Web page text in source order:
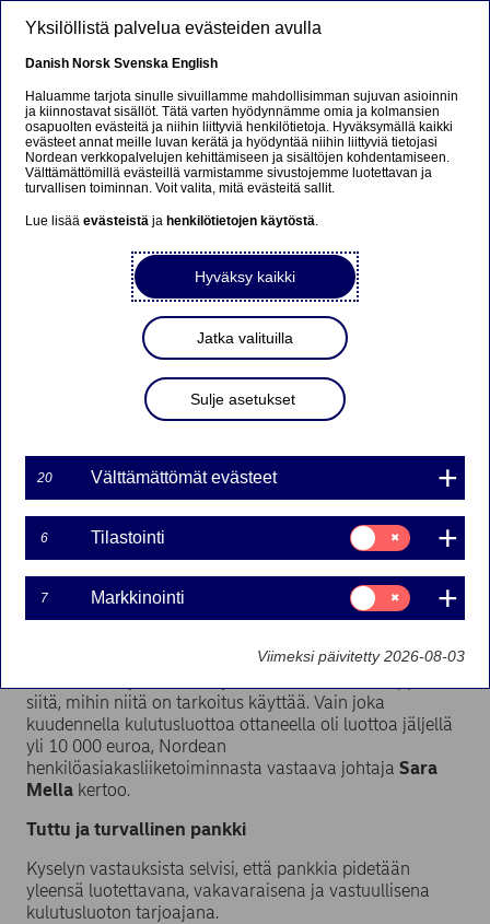
Nordea selvitti:
Kulutusluottoja otetaan
useimmiten pankeista
Lehdistötiedote | 20-08-2019 09:00
Kulutusluottoja ottaneista yli puolet on ottanut
kulutusluottoa pankista, selviää Nordean
teettämästä kyselytutkimuksesta. Muita yleisiä
lähteitä olivat muut rahoituslaitokset, kuten
ajoneuvorahoittajat, pikavipit ja kaupan korolliset
Suomalaiset ottavat erilaisia kulutusluottoja elämän
kyselytutkimuksen mukaan uusi auto tai erilaiset
remontit ovat yleisimpiä syitä kulutusluoton ottamiseen.
Keskimääräinen jäljellä oleva velkamäärä kulutusluottoa
ottaneilla oli noin 5000 euroa.
kulutusluottoa viimeisen viiden vuoden aikana.
siitä, mihin niitä on tarkoitus käyttää. Vain joka
kuudennella kulutusluottoa ottaneella oli luottoa jäljellä
yli 10 000 euroa, Nordean
henkilöasiakasliiketoiminnasta vastaava johtaja Sara
Mella kertoo.
Tuttu ja turvallinen pankki
Kyselyn vastauksista selvisi, että pankkia pidetään
yleensä luotettavana, vakavaraisena ja vastuullisena
kulutusluoton tarjoajana.
Yksilöllistä palvelua evästeiden avulla
Danish Norsk Svenska English
Haluamme tarjota sinulle sivuillamme mahdollisimman sujuvan asioinnin
ja kiinnostavat sisällöt. Tätä varten hyödynnämme omia ja kolmansien
osapuolten evästeitä ja niihin liittyviä henkilötietoja. Hyväksymällä kaikki
evästeet annat meille luvan kerätä ja hyödyntää niihin liittyviä tietojasi
Nordean verkkopalvelujen kehittämiseen ja sisältöjen kohdentamiseen.
Välttämättömillä evästeillä varmistamme sivustojemme luotettavan ja
turvallisen toiminnan. Voit valita, mitä evästeitä sallit.
Lue lisääevästeistä ja henkilötietojen käytöstä.
Hyväksy kaikki
Jatka valituilla
Sulje asetukset
20 Välttämättömät evästeet
6 Tilastointi
Suostumusvalinta:
Tilastointi
7 Markkinointi
Suostumusvalinta:
Markkinointi
Viimeksi päivitetty 2026-08-03